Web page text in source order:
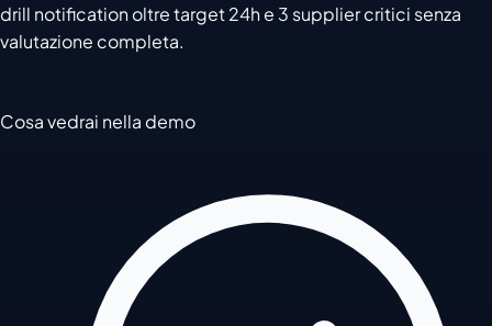
drill notification oltre target 24h e 3 supplier critici senza
valutazione completa.
Cosa vedrai nella demo